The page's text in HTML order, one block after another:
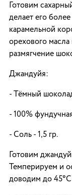
Готовим
делает его
карамельной
орехового
размягчение
Джандуйя:
- Тёмный
- 100%
- Соль - 1,5 гр.
Готовим
Темперируем и
доводим до